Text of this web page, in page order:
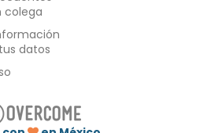
colega
datos